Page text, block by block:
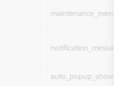
maintenance_message
notification_messages
auto_popup_showed